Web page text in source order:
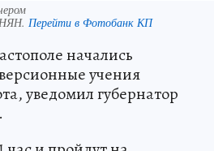
Перейти в Фотобанк КП
начались
учения
уведомил губернатор